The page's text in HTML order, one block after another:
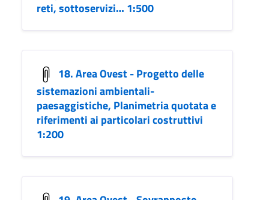
reti, sottoservizi… 1:500
18. Area Ovest - Progetto delle
sistemazioni ambientali-
paesaggistiche, Planimetria quotata e
riferimenti ai particolari costruttivi
1:200